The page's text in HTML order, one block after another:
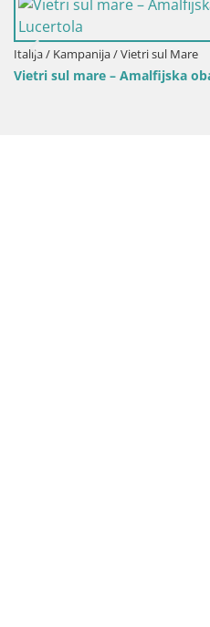
Italija / Kampanija / Vietri sul Mare
Vietri sul mare – Amalfijska